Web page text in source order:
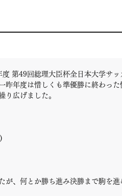
第49回総理大臣杯全日本大学サッ
昨年度は惜しくも準優勝に終わっ
り広げました。
が、何とか勝ち進み決勝まで駒を